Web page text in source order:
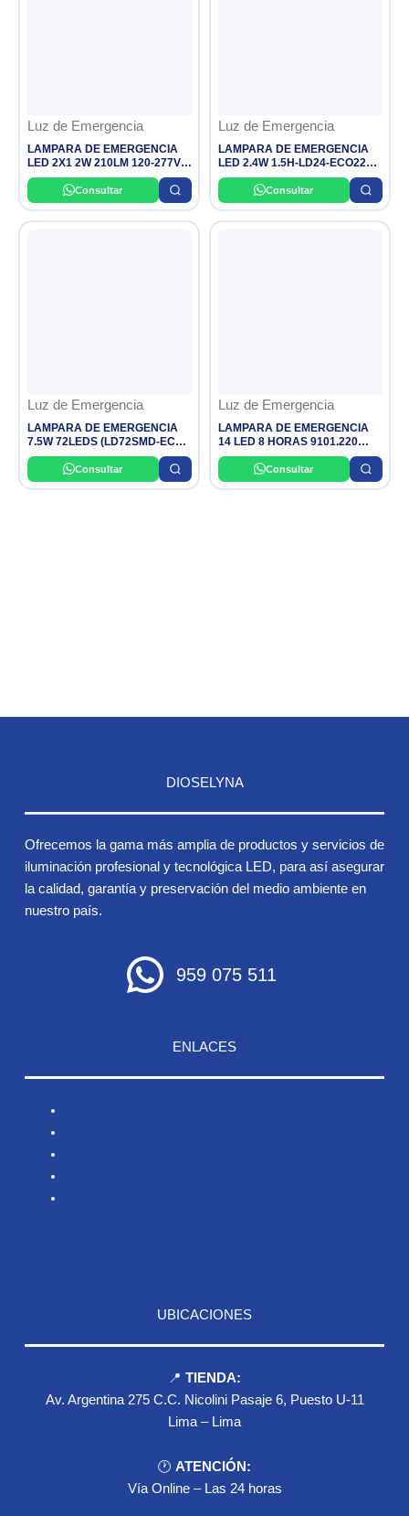
Luz de Emergencia
LAMPARA DE EMERGENCIA
LED 2X1 2W 210LM 120-277V
1.5H LUM 23CM LEDVANCE
OSRAM
Consultar
Luz de Emergencia
LAMPARA DE EMERGENCIA
LED 2.4W 1.5H-LD24-ECO220-
BAT HAGROY
Consultar
Luz de Emergencia
LAMPARA DE EMERGENCIA
7.5W 72LEDS (LD72SMD-ECO)
HAGROY
Consultar
Luz de Emergencia
LAMPARA DE EMERGENCIA
14 LED 8 HORAS 9101.220
OPALUX
Consultar
DIOSELYNA
Ofrecemos la gama más amplia de productos y servicios de
iluminación profesional y tecnológica LED, para así asegurar
la calidad, garantía y preservación del medio ambiente en
nuestro país.
959 075 511
ENLACES
UBICACIONES
📍 TIENDA:
Av. Argentina 275 C.C. Nicolini Pasaje 6, Puesto U-11
Lima – Lima
🕐 ATENCIÓN:
Vía Online – Las 24 horas